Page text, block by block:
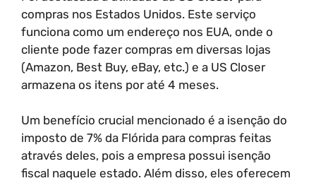
compras nos Estados Unidos. Este serviço
funciona como um endereço nos EUA, onde o
cliente pode fazer compras em diversas lojas
(Amazon, Best Buy, eBay, etc.) e a US Closer
armazena os itens por até 4 meses.
Um benefício crucial mencionado é a isenção do
imposto de 7% da Flórida para compras feitas
através deles, pois a empresa possui isenção
fiscal naquele estado. Além disso, eles oferecem